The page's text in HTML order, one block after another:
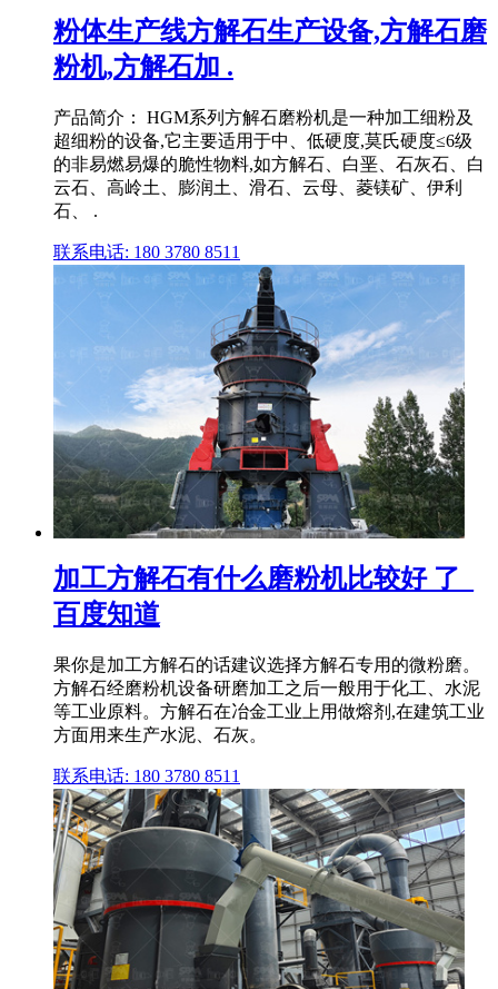
粉体生产线方解石生产设备,方解石磨
粉机,方解石加 .
产品简介： HGM系列方解石磨粉机是一种加工细粉及
超细粉的设备,它主要适用于中、低硬度,莫氏硬度≤6级
的非易燃易爆的脆性物料,如方解石、白垩、石灰石、白
云石、高岭土、膨润土、滑石、云母、菱镁矿、伊利
石、 .
联系电话: 180 3780 8511
加工方解石有什么磨粉机比较好 了_
百度知道
果你是加工方解石的话建议选择方解石专用的微粉磨。
方解石经磨粉机设备研磨加工之后一般用于化工、水泥
等工业原料。方解石在冶金工业上用做熔剂,在建筑工业
方面用来生产水泥、石灰。
联系电话: 180 3780 8511